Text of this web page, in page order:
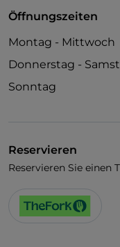
Kindermenü
Öffnungszeiten
Montag - Mittwoch
Donnerstag -
Sonntag
Reservieren
Reservieren Sie einen